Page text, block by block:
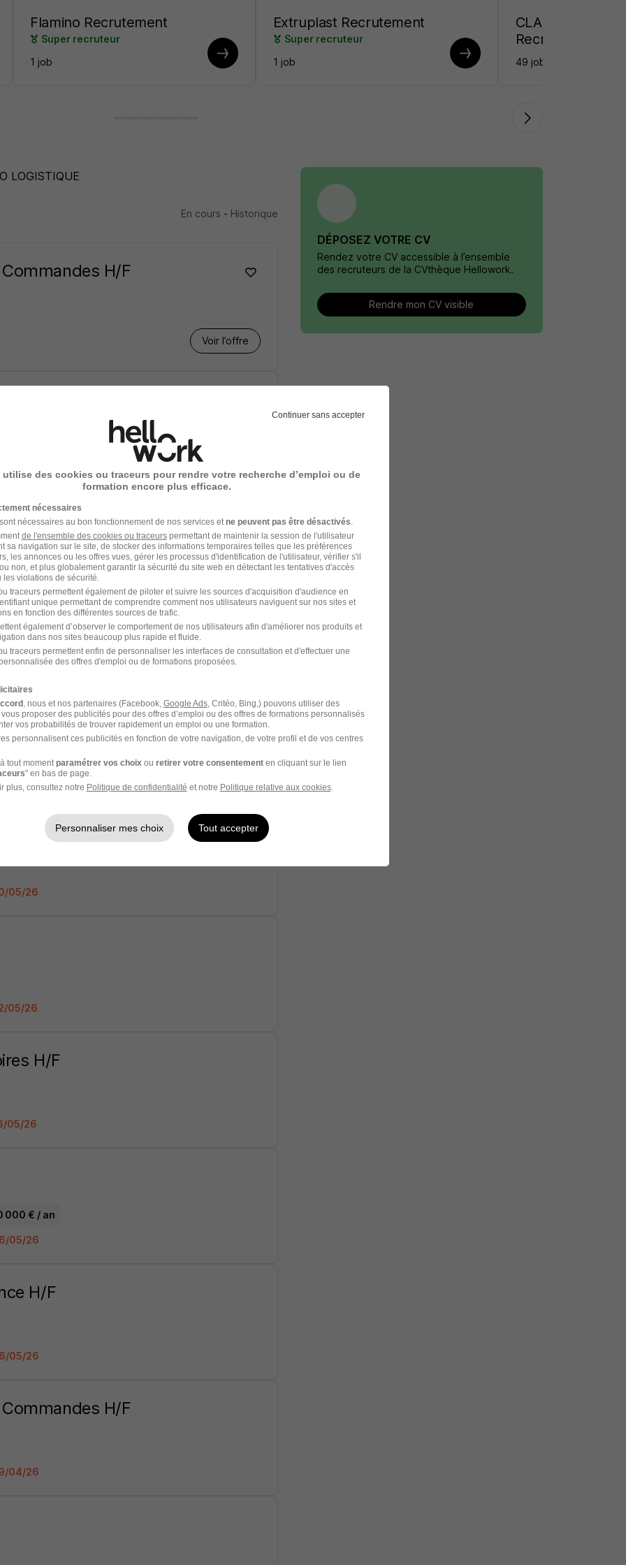
Flamino Recrutement
Super recruteur
1 job
Extruplast Recrutement
Super recruteur
1 job
CLARENS
Recrutement
49 jobs
LOGISTIQUE
En cours - Historique
H/F
Voir l’offre
H/F
Voir l’offre
H/F
€ / an 24 mois
Voir l’offre
H/F
06/26
de Gestion H/F
05/26
05/26
H/F
05/26
000 € / an
05/26
H/F
05/26
H/F
04/26
DÉPOSEZ VOTRE CV
Rendez votre CV accessible à l’ensemble
des recruteurs de la CVthèque Hellowork.
Rendre mon CV visible
Continuer sans accepter
utilise des cookies ou traceurs pour rendre votre recherche d’emploi ou de
formation encore plus efficace.
nécessaires
nécessaires au bon fonctionnement de nos services et ne peuvent pas être désactivés
de l'ensemble des cookies ou traceurspermettant de maintenir la session de l'utilisateur
sa navigation sur le site, de stocker des informations temporaires telles que les préférences
les annonces ou les offres vues, gérer les processus d'identification de l'utilisateur, vérifier s'il
non, et plus globalement garantir la sécurité du site web en détectant les tentatives d'accès
violations de sécurité.
traceurs permettent également de piloter et suivre les sources d'acquisition d'audience en
unique permettant de comprendre comment nos utilisateurs naviguent sur nos sites et
en fonction des différentes sources de trafic.
également d’observer le comportement de nos utilisateurs afin d'améliorer nos produits et
dans nos sites beaucoup plus rapide et fluide.
traceurs permettent enfin de personnaliser les interfaces de consultation et d'effectuer une
des offres d'emploi ou de formations proposées.
, nous et nos partenaires (Facebook, Google Ads, Critéo, Bing,) pouvons utiliser des
proposer des publicités pour des offres d’emploi ou des offres de formations personnalisés
vos probabilités de trouver rapidement un emploi ou une formation.
personnalisent ces publicités en fonction de votre navigation, de votre profil et de vos centres
tout moment paramétrer vos choix ou retirer votre consentementen cliquant sur le lien
" en bas de page.
plus, consultez notre Politique de confidentialité et notre Politique relative aux cookies.
Personnaliser mes choix Tout accepter